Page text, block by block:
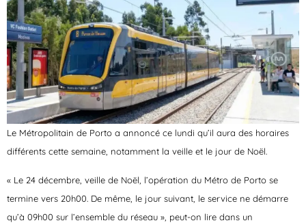
Le Métropolitain de Porto a annoncé ce lundi qu’il aura des horaires
différents cette semaine, notamment la veille et le jour de Noël.
« Le 24 décembre, veille de Noël, l’opération du Métro de Porto se
termine vers 20h00. De même, le jour suivant, le service ne démarre
qu’à 09h00 sur l’ensemble du réseau », peut-on lire dans un